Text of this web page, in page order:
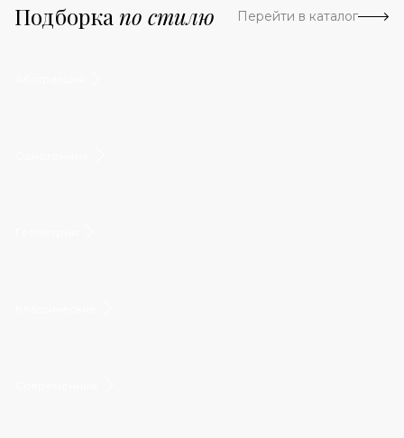
Подборка по стилю Перейти в каталог